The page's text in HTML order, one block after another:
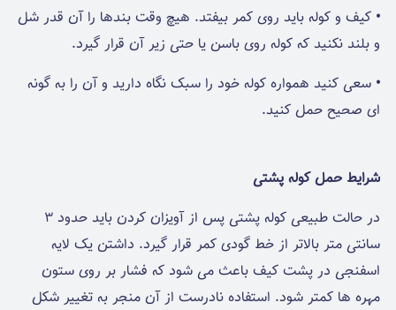
• کیف و کوله باید روی کمر بیفتد. هیچ وقت بندها را آن قدر شل
و بلند نکنید که کوله روی باسن یا حتی زیر آن قرار گیرد.
• سعی کنید همواره کوله‌ خود را سبک نگاه دارید و آن را به گونه
ای صحیح حمل کنید.
شرایط حمل کوله پشتی
در حالت طبیعی کوله پشتی پس از آویزان کردن باید حدود ۳
سانتی متر بالاتر از خط گودی کمر قرار گیرد. داشتن یک لایه
اسفنجی در پشت کیف باعث می شود که فشار بر روی ستون
مهره ها کمتر شود. استفاده نادرست از آن منجر به تغییر شکل